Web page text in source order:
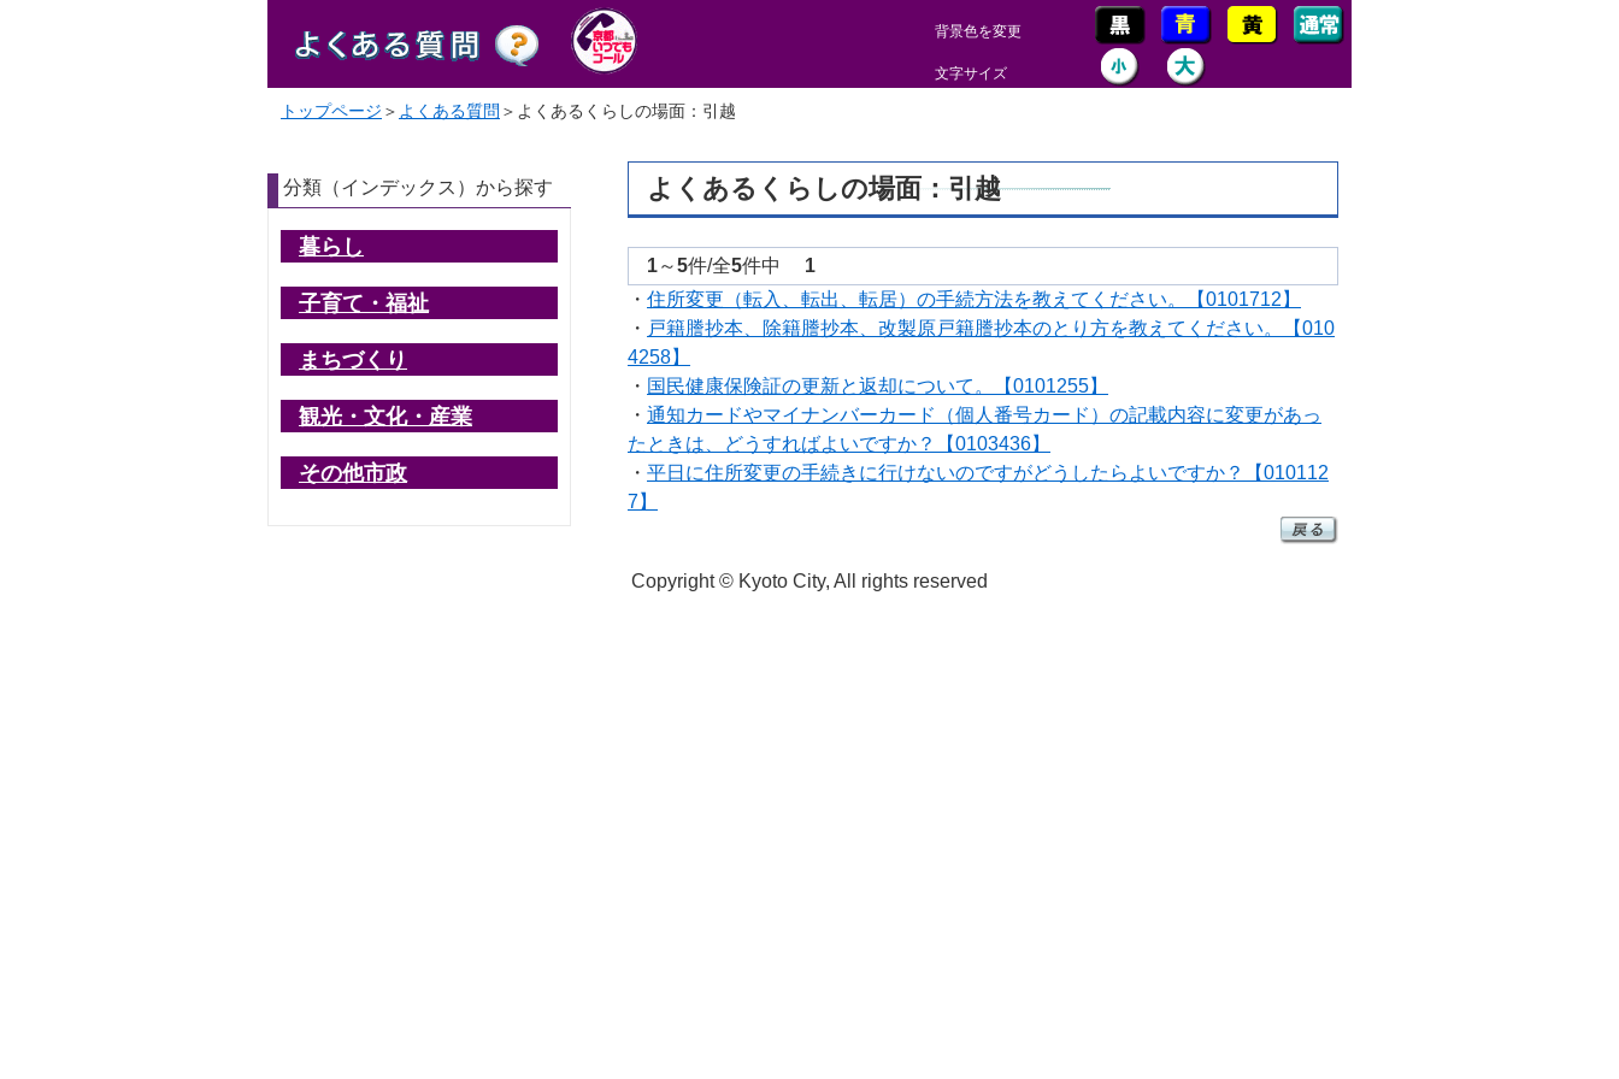
背景色を変更
文字サイズ
トップページ ＞ よくある質問 ＞ よくあるくらしの場面：引越
よくあるくらしの場面：引越
1～5件/全5件中 1
・ 住所変更（転入、転出、転居）の手続方法を教えてください。【0101712】
・ 戸籍謄抄本、除籍謄抄本、改製原戸籍謄抄本のとり方を教えてください。【010
4258】
・ 国民健康保険証の更新と返却について。【0101255】
・ 通知カードやマイナンバーカード（個人番号カード）の記載内容に変更があっ
たときは、どうすればよいですか？【0103436】
・ 平日に住所変更の手続きに行けないのですがどうしたらよいですか？【010112
7】
分類（インデックス）から探す
暮らし
子育て・福祉
まちづくり
観光・文化・産業
その他市政
Copyright © Kyoto City, All rights reserved